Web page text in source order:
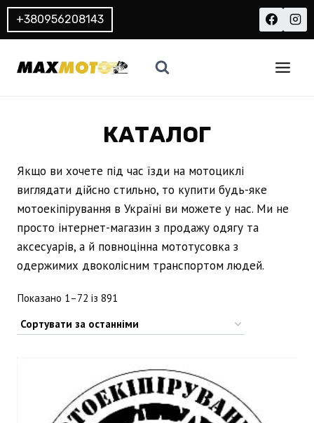
Перейти
до
+380956208143
КАТАЛОГ
Якщо ви хочете під час їзди на мотоциклі
виглядати дійсно стильно, то купити будь-яке
мотоекіпірування в Україні ви можете у нас. Ми не
просто інтернет-магазин з продажу одягу та
аксесуарів, а й повноцінна мототусовка з
одержимих двоколісним транспортом людей.
Показано 1–72 із 891
by
latest